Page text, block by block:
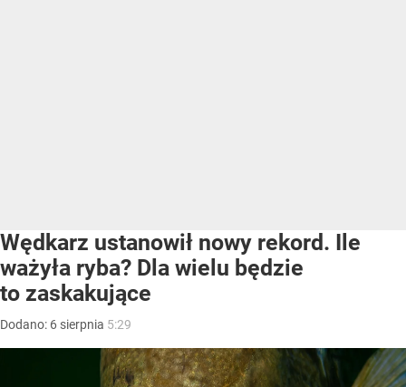
Wędkarz ustanowił nowy rekord. Ile
ważyła ryba? Dla wielu będzie
to zaskakujące
Dodano: 6 sierpnia 5:29